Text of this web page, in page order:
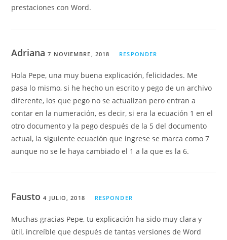
prestaciones con Word.
Adriana7 NOVIEMBRE, 2018 RESPONDER
Hola Pepe, una muy buena explicación, felicidades. Me
pasa lo mismo, si he hecho un escrito y pego de un archivo
diferente, los que pego no se actualizan pero entran a
contar en la numeración, es decir, si era la ecuación 1 en el
otro documento y la pego después de la 5 del documento
actual, la siguiente ecuación que ingrese se marca como 7
aunque no se le haya cambiado el 1 a la que es la 6.
Fausto4 JULIO, 2018 RESPONDER
Muchas gracias Pepe, tu explicación ha sido muy clara y
útil, increíble que después de tantas versiones de Word